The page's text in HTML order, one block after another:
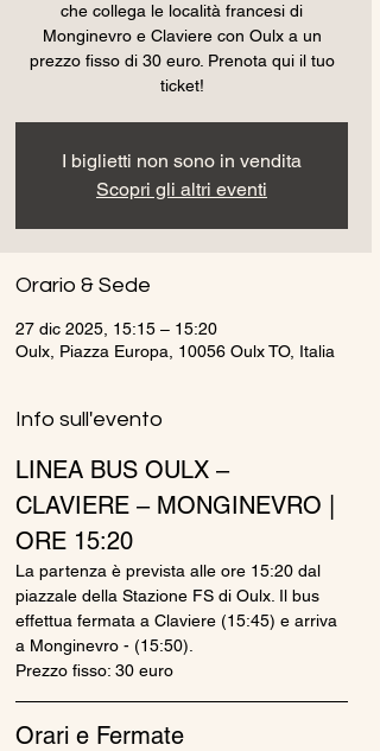
che collega le località francesi di
Monginevro e Claviere con Oulx a un
prezzo fisso di 30 euro. Prenota qui il tuo
ticket!
I biglietti non sono in vendita
Scopri gli altri eventi
Orario & Sede
27 dic 2025, 15:15 – 15:20
Oulx, Piazza Europa, 10056 Oulx TO, Italia
Info sull'evento
LINEA BUS OULX –
CLAVIERE – MONGINEVRO |
ORE 15:20
La partenza è prevista alle ore 15:20 dal
piazzale della Stazione FS di Oulx. Il bus
effettua fermata a Claviere (15:45) e arriva
a Monginevro - (15:50).
Prezzo fisso: 30 euro
Orari e Fermate